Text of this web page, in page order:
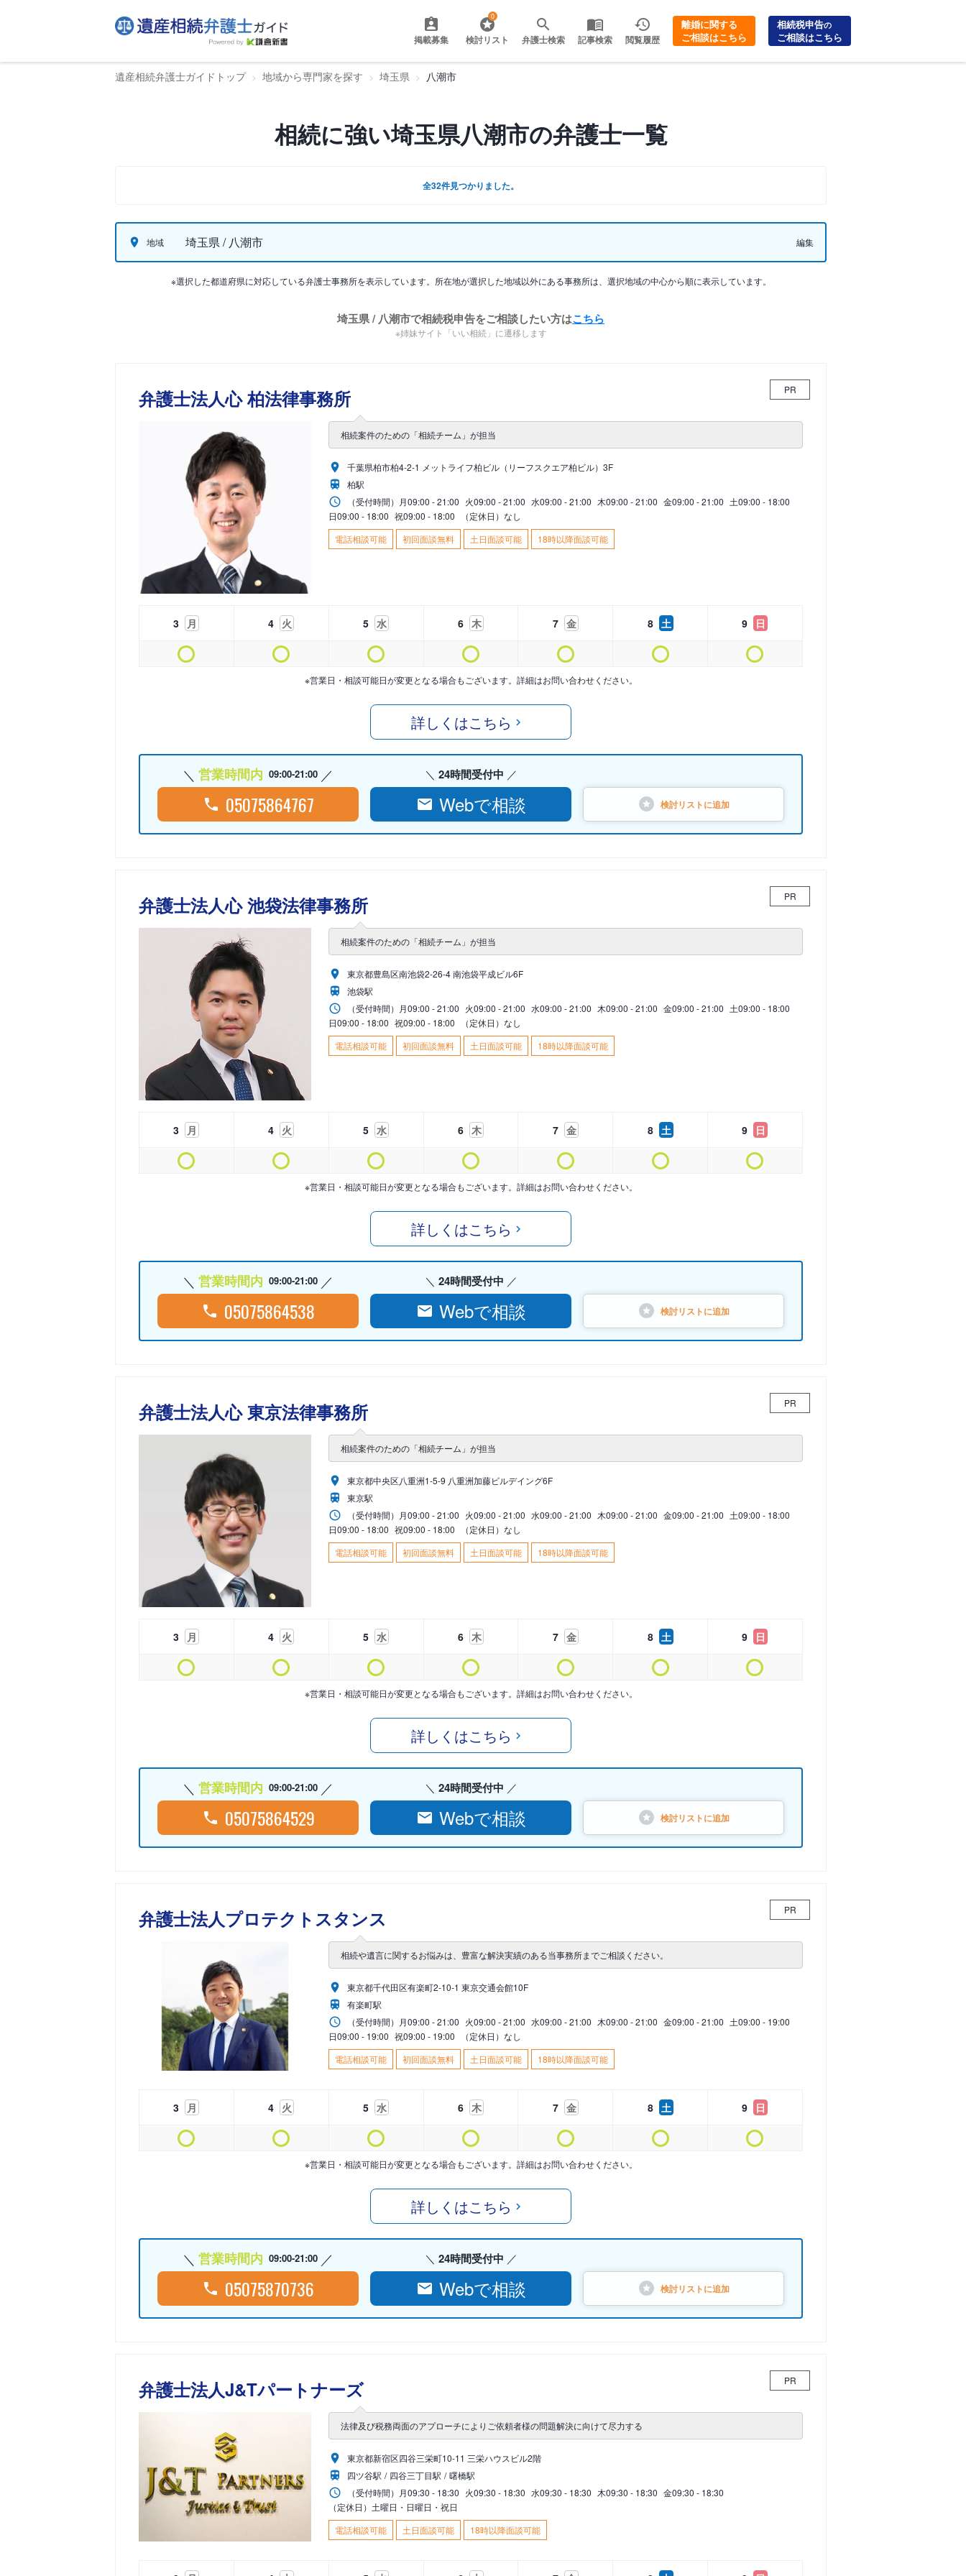
掲載募集
0
検討リスト 弁護士検索 記事検索 閲覧履歴
離婚に関する
ご相談はこちら
相続税申告の
ご相談はこちら
遺産相続弁護士ガイドトップ 地域から専門家を探す 埼玉県 八潮市
相続に強い埼玉県八潮市の弁護士一覧
全32件見つかりました。
地域 埼玉県 / 八潮市 編集
※選択した都道府県に対応している弁護士事務所を表示しています。所在地が選択した地域以外にある事務所は、選択地域の中心から順に表示しています。
埼玉県 / 八潮市で相続税申告をご相談したい方はこちら
※姉妹サイト「いい相続」に遷移します
弁護士法人心 柏法律事務所 PR
相続案件のための「相続チーム」が担当
千葉県柏市柏4-2-1 メットライフ柏ビル（リーフスクエア柏ビル）3F
柏駅
（受付時間） 月09:00 - 21:00 火09:00 - 21:00 水09:00 - 21:00 木09:00 - 21:00 金09:00 - 21:00 土09:00 - 18:00
日09:00 - 18:00 祝09:00 - 18:00
（定休日）なし
電話相談可能
初回面談無料 土日面談可能 18時以降面談可能
3 月 4 火 5 水 6 木 7 金 8 土 9 日
※営業日・相談可能日が変更となる場合もございます。詳細はお問い合わせください。
詳しくはこちら
営業時間内 09:00-21:00
05075864767
24時間受付中
Webで相談 検討リストに追加
弁護士法人心 池袋法律事務所 PR
相続案件のための「相続チーム」が担当
東京都豊島区南池袋2-26-4 南池袋平成ビル6F
池袋駅
（受付時間） 月09:00 - 21:00 火09:00 - 21:00 水09:00 - 21:00 木09:00 - 21:00 金09:00 - 21:00 土09:00 - 18:00
日09:00 - 18:00 祝09:00 - 18:00
（定休日）なし
電話相談可能
初回面談無料 土日面談可能 18時以降面談可能
3 月 4 火 5 水 6 木 7 金 8 土 9 日
※営業日・相談可能日が変更となる場合もございます。詳細はお問い合わせください。
詳しくはこちら
営業時間内 09:00-21:00
05075864538
24時間受付中
Webで相談 検討リストに追加
弁護士法人心 東京法律事務所 PR
相続案件のための「相続チーム」が担当
東京都中央区八重洲1-5-9 八重洲加藤ビルデイング6F
東京駅
（受付時間） 月09:00 - 21:00 火09:00 - 21:00 水09:00 - 21:00 木09:00 - 21:00 金09:00 - 21:00 土09:00 - 18:00
日09:00 - 18:00 祝09:00 - 18:00
（定休日）なし
電話相談可能
初回面談無料 土日面談可能 18時以降面談可能
3 月 4 火 5 水 6 木 7 金 8 土 9 日
※営業日・相談可能日が変更となる場合もございます。詳細はお問い合わせください。
詳しくはこちら
営業時間内 09:00-21:00
05075864529
24時間受付中
Webで相談 検討リストに追加
弁護士法人プロテクトスタンス PR
相続や遺言に関するお悩みは、豊富な解決実績のある当事務所までご相談ください。
東京都千代田区有楽町2-10-1 東京交通会館10F
有楽町駅
（受付時間） 月09:00 - 21:00 火09:00 - 21:00 水09:00 - 21:00 木09:00 - 21:00 金09:00 - 21:00 土09:00 - 19:00
日09:00 - 19:00 祝09:00 - 19:00
（定休日）なし
電話相談可能
初回面談無料 土日面談可能 18時以降面談可能
3 月 4 火 5 水 6 木 7 金 8 土 9 日
※営業日・相談可能日が変更となる場合もございます。詳細はお問い合わせください。
詳しくはこちら
営業時間内 09:00-21:00
05075870736
24時間受付中
Webで相談 検討リストに追加
弁護士法人J&Tパートナーズ PR
法律及び税務両面のアプローチによりご依頼者様の問題解決に向けて尽力する
東京都新宿区四谷三栄町10-11 三栄ハウスビル2階
四ツ谷駅
四谷三丁目駅
曙橋駅
（受付時間） 月09:30 - 18:30 火09:30 - 18:30 水09:30 - 18:30 木09:30 - 18:30 金09:30 - 18:30
（定休日）土曜日・日曜日・祝日
電話相談可能
土日面談可能 18時以降面談可能